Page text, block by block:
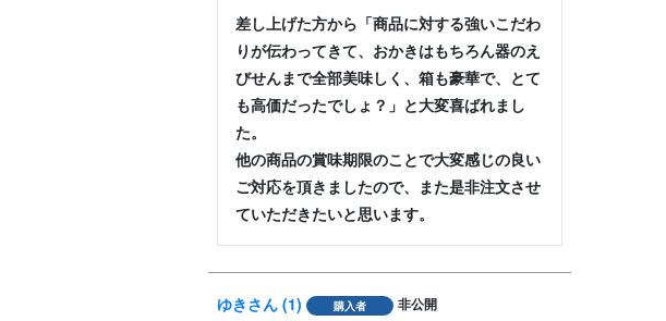
差し上げた方から「商品に対する強いこだわ
りが伝わってきて、おかきはもちろん器のえ
びせんまで全部美味しく、箱も豪華で、とて
も高価だったでしょ？」と大変喜ばれまし
た。
他の商品の賞味期限のことで大変感じの良い
ご対応を頂きましたので、また是非注文させ
ていただきたいと思います。
ゆき 1 購入者
非公開